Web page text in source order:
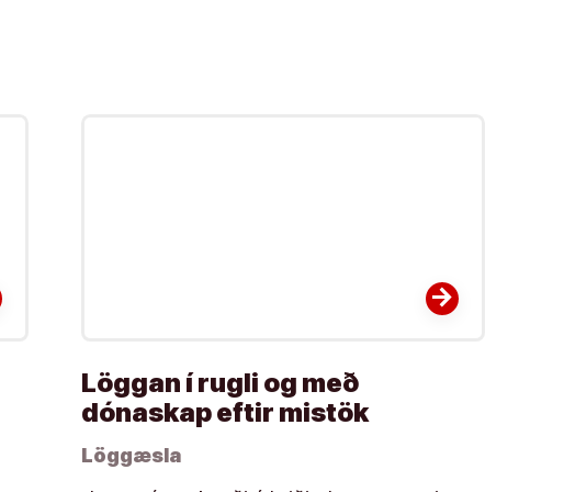
arrow_forward
Löggan í rugli og með
dónaskap eftir mistök
Löggæsla